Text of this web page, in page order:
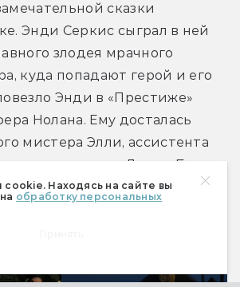
Находясь на сайте вы
обработку персональных
сказки
Энди Серкис сыграл в ней
злодея мрачного
куда попадают герой и его
Энди в «Престиже»
Нолана. Ему досталась
мистера Элли, ассистента
сыграл Дэвид Боуи.
был поклонником Боуи и очень
с ним.